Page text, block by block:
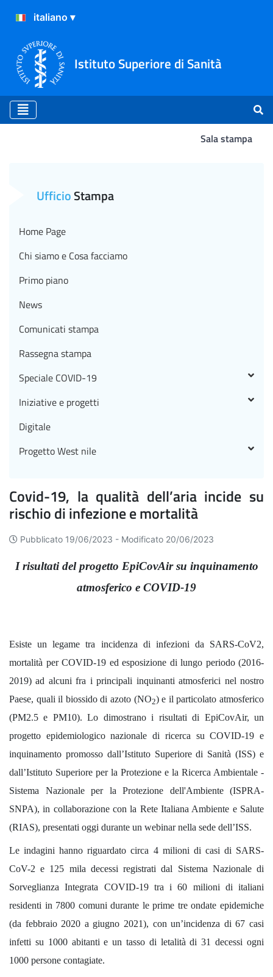
Istituto Superiore di Sanità
Sala stampa
Covid-19, la qualità dell’aria incide su
rischio di infezione e mortalità
Pubblicato 19/06/2023 - Modificato 20/06/2023
I risultati del progetto EpiCovAir su inquinamento
atmosferico e COVID-19
Esiste un legame tra incidenza di infezioni da SARS-CoV2,
mortalità per COVID-19 ed esposizione di lungo periodo (2016-
2019) ad alcuni fra i principali inquinanti atmosferici nel nostro
Paese, quali il biossido di azoto (NO2) e il particolato atmosferico
(PM2.5 e PM10). Lo dimostrano i risultati di EpiCovAir, un
progetto epidemiologico nazionale di ricerca su COVID-19 e
inquinamento promosso dall’Istituto Superiore di Sanità (ISS) e
dall’Istituto Superiore per la Protezione e la Ricerca Ambientale -
Sistema Nazionale per la Protezione dell'Ambiente (ISPRA-
SNPA), in collaborazione con la Rete Italiana Ambiente e Salute
(RIAS), presentati oggi durante un webinar nella sede dell’ISS.
Le indagini hanno riguardato circa 4 milioni di casi di SARS-
CoV-2 e 125 mila decessi registrati dal Sistema Nazionale di
Sorveglianza Integrata COVID-19 tra i 60 milioni di italiani
residenti in 7800 comuni durante le prime tre ondate epidemiche
(da febbraio 2020 a giugno 2021), con un’incidenza di 67 casi
infetti su 1000 abitanti e un tasso di letalità di 31 decessi ogni
1000 persone contagiate.
UfficioStampa
Home Page
Chi siamo e Cosa facciamo
Primo piano
News
Comunicati stampa
Rassegna stampa
Speciale COVID-19
Iniziative e progetti
Digitale
Progetto West nile